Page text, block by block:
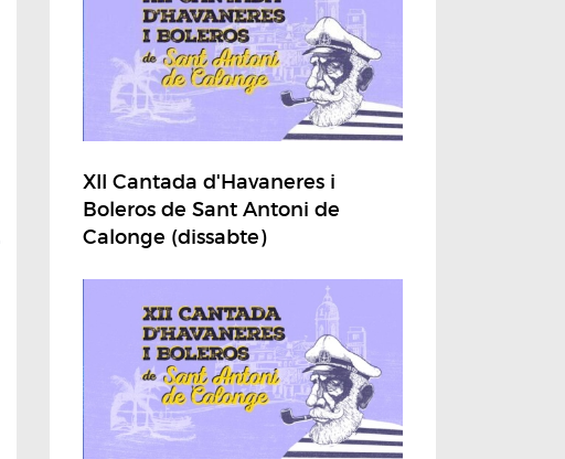
XII Cantada d'Havaneres i
Boleros de Sant Antoni de
Calonge (dissabte)